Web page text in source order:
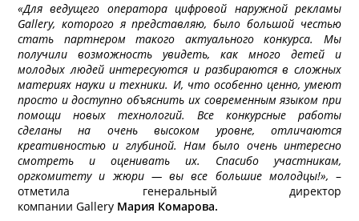
«Для ведущего оператора цифровой наружной рекламы
Gallery, которого я представляю, было большой честью
стать партнером такого актуального конкурса. Мы
получили возможность увидеть, как много детей и
молодых людей интересуются и разбираются в сложных
материях науки и техники. И, что особенно ценно, умеют
просто и доступно объяснить их современным языком при
помощи новых технологий. Все конкурсные работы
сделаны на очень высоком уровне, отличаются
креативностью и глубиной. Нам было очень интересно
смотреть и оценивать их. Спасибо участникам,
оргкомитету и жюри — вы все большие молодцы!», –
отметила генеральный директор
компании Gallery Мария Комарова.